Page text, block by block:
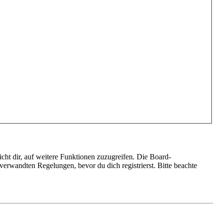
dir, auf weitere Funktionen zuzugreifen. Die Board-
Regelungen, bevor du dich registrierst. Bitte beachte